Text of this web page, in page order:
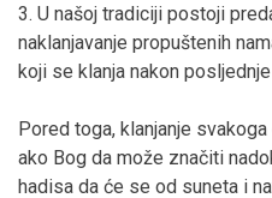
3. U našoj tradiciji postoji
naklanjavanje propuštenih
koji se klanja nakon
Pored toga, klanjanje
ako Bog da može značiti
hadisa da će se od suneta i